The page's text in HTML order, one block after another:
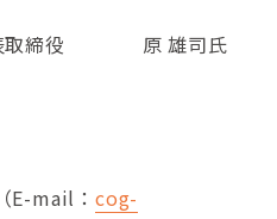
締役 原 雄司氏
E-mail：cog-